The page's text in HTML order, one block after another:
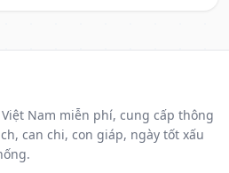
Nam miễn phí, cung cấp thông
can chi, con giáp, ngày tốt xấu